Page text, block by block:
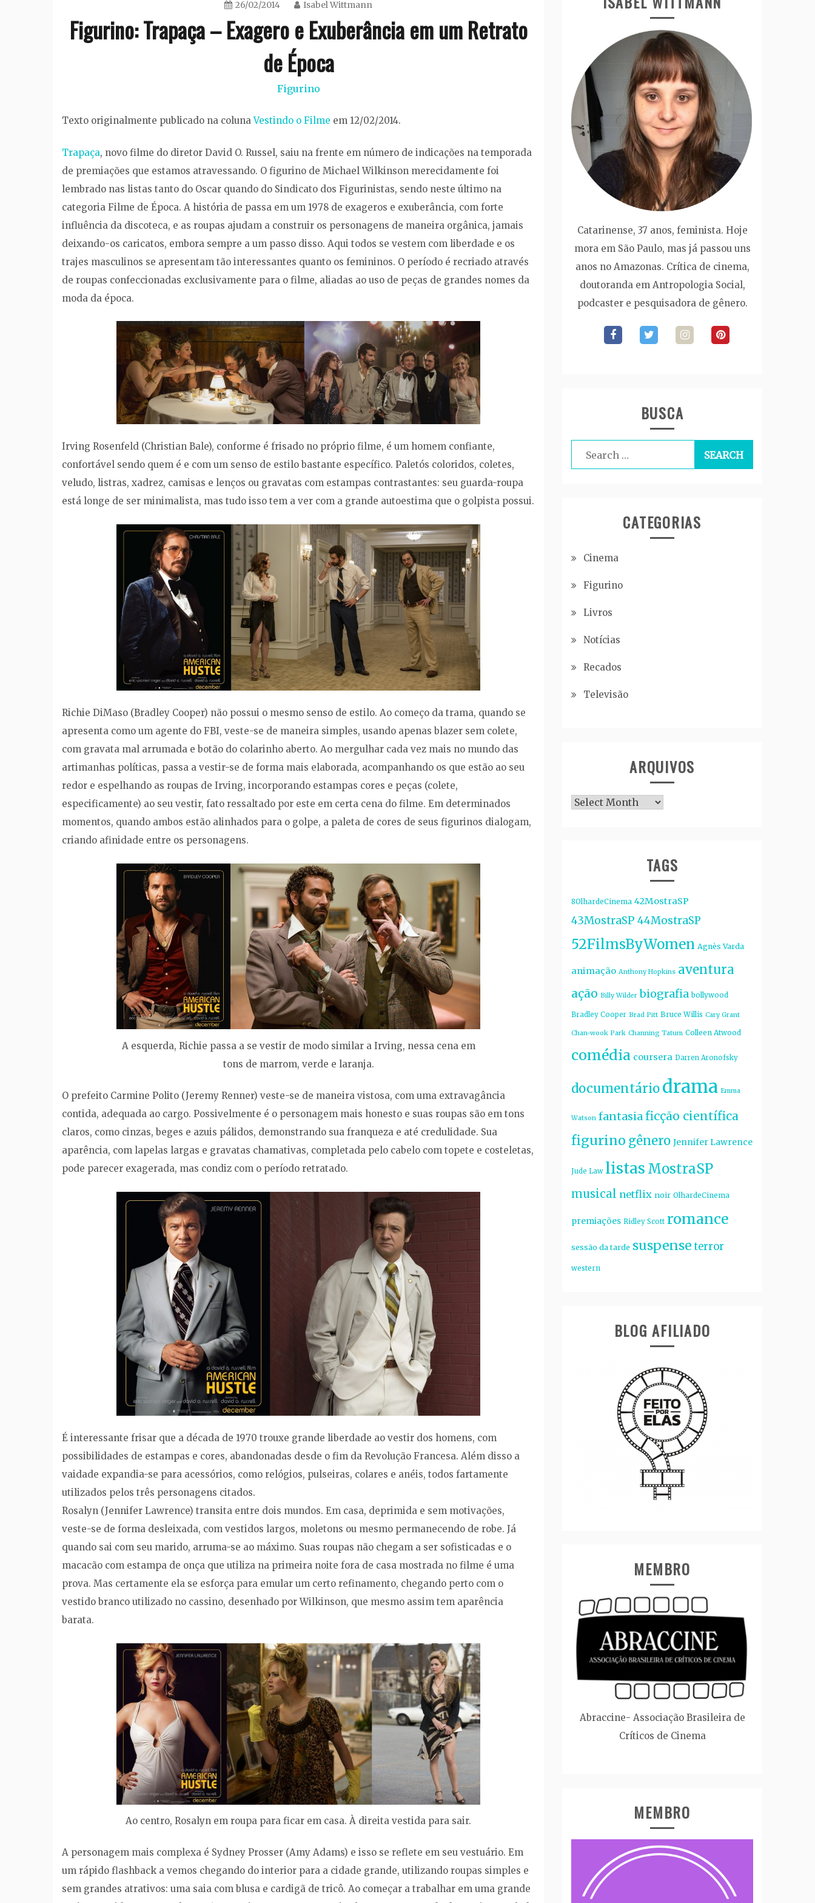
26/02/2014 Isabel Wittmann
Figurino: Trapaça – Exagero e Exuberância em um Retrato
de Época
Figurino
Texto originalmente publicado na colunaVestindo o Filme em 12/02/2014.
Trapaça, novo filme do diretor David O. Russel, saiu na frente em número de indicações na temporada
de premiações que estamos atravessando. O figurino de Michael Wilkinson merecidamente foi
lembrado nas listas tanto do Oscar quando do Sindicato dos Figurinistas, sendo neste último na
categoria Filme de Época. A história de passa em um 1978 de exageros e exuberância, com forte
influência da discoteca, e as roupas ajudam a construir os personagens de maneira orgânica, jamais
deixando-os caricatos, embora sempre a um passo disso. Aqui todos se vestem com liberdade e os
trajes masculinos se apresentam tão interessantes quanto os femininos. O período é recriado através
de roupas confeccionadas exclusivamente para o filme, aliadas ao uso de peças de grandes nomes da
moda da época.
Irving Rosenfeld (Christian Bale), conforme é frisado no próprio filme, é um homem confiante,
confortável sendo quem é e com um senso de estilo bastante específico. Paletós coloridos, coletes,
veludo, listras, xadrez, camisas e lenços ou gravatas com estampas contrastantes: seu guarda-roupa
está longe de ser minimalista, mas tudo isso tem a ver com a grande autoestima que o golpista possui.
Richie DiMaso (Bradley Cooper) não possui o mesmo senso de estilo. Ao começo da trama, quando se
apresenta como um agente do FBI, veste-se de maneira simples, usando apenas blazer sem colete,
com gravata mal arrumada e botão do colarinho aberto. Ao mergulhar cada vez mais no mundo das
artimanhas políticas, passa a vestir-se de forma mais elaborada, acompanhando os que estão ao seu
redor e espelhando as roupas de Irving, incorporando estampas cores e peças (colete,
especificamente) ao seu vestir, fato ressaltado por este em certa cena do filme. Em determinados
momentos, quando ambos estão alinhados para o golpe, a paleta de cores de seus figurinos dialogam,
criando afinidade entre os personagens.
A esquerda, Richie passa a se vestir de modo similar a Irving, nessa cena em
tons de marrom, verde e laranja.
O prefeito Carmine Polito (Jeremy Renner) veste-se de maneira vistosa, com uma extravagância
contida, adequada ao cargo. Possivelmente é o personagem mais honesto e suas roupas são em tons
claros, como cinzas, beges e azuis pálidos, demonstrando sua franqueza e até credulidade. Sua
aparência, com lapelas largas e gravatas chamativas, completada pelo cabelo com topete e costeletas,
pode parecer exagerada, mas condiz com o período retratado.
É interessante frisar que a década de 1970 trouxe grande liberdade ao vestir dos homens, com
possibilidades de estampas e cores, abandonadas desde o fim da Revolução Francesa. Além disso a
vaidade expandia-se para acessórios, como relógios, pulseiras, colares e anéis, todos fartamente
utilizados pelos três personagens citados.
Rosalyn (Jennifer Lawrence) transita entre dois mundos. Em casa, deprimida e sem motivações,
veste-se de forma desleixada, com vestidos largos, moletons ou mesmo permanecendo de robe. Já
quando sai com seu marido, arruma-se ao máximo. Suas roupas não chegam a ser sofisticadas e o
macacão com estampa de onça que utiliza na primeira noite fora de casa mostrada no filme é uma
prova. Mas certamente ela se esforça para emular um certo refinamento, chegando perto com o
vestido branco utilizado no cassino, desenhado por Wilkinson, que mesmo assim tem aparência
barata.
Ao centro, Rosalyn em roupa para ficar em casa. À direita vestida para sair.
A personagem mais complexa é Sydney Prosser (Amy Adams) e isso se reflete em seu vestuário. Em
um rápido flashback a vemos chegando do interior para a cidade grande, utilizando roupas simples e
sem grandes atrativos: uma saia com blusa e cardigã de tricô. Ao começar a trabalhar em uma grande
Catarinense, 37 anos, feminista. Hoje
mora em São Paulo, mas já passou uns
anos no Amazonas. Crítica de cinema,
doutoranda em Antropologia Social,
podcaster e pesquisadora de gênero.
BUSCA
for:
CATEGORIAS
Cinema
Figurino
Livros
Notícias
Recados
Televisão
ARQUIVOS
Arquivos
TAGS
8OlhardeCinema 42MostraSP
43MostraSP 44MostraSP
52FilmsByWomen Agnès Varda
animação Anthony Hopkins aventura
ação Billy Wilder biografia bollywood
Bradley Cooper Brad Pitt Bruce Willis Cary Grant
Chan-wook Park Channing Tatum Colleen Atwood
comédia coursera Darren Aronofsky
documentáriodrama Emma
Watson fantasiaficção científica
figurino gênero Jennifer Lawrence
Jude Law listas MostraSP
musical netflix noir OlhardeCinema
premiações Ridley Scott romance
sessão da tarde suspense terror
western
BLOG AFILIADO
MEMBRO
Abraccine- Associação Brasileira de
Críticos de Cinema
MEMBRO